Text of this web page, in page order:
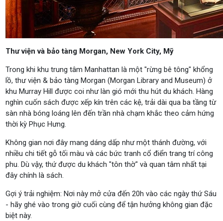
Thư viện và bảo tàng Morgan, New York City, Mỹ
Trong khi khu trung tâm Manhattan là một "rừng bê tông" khổng
lồ, thư viện & bảo tàng Morgan (Morgan Library and Museum) ở
khu Murray Hill được coi như làn gió mới thu hút du khách. Hàng
nghìn cuốn sách được xếp kín trên các kệ, trải dài qua ba tầng từ
sàn nhà bóng loáng lên đến trần nhà chạm khắc theo cảm hứng
thời kỳ Phục Hưng.
Không gian nơi đây mang dáng dấp như một thánh đường, với
nhiều chi tiết gỗ tối màu và các bức tranh cổ điển trang trí công
phu. Dù vậy, thứ được du khách "tôn thờ" và quan tâm nhất tại
đây chính là sách.
Gợi ý trải nghiệm: Nơi này mở cửa đến 20h vào các ngày thứ Sáu
- hãy ghé vào trong giờ cuối cùng để tận hưởng không gian đặc
biệt này.